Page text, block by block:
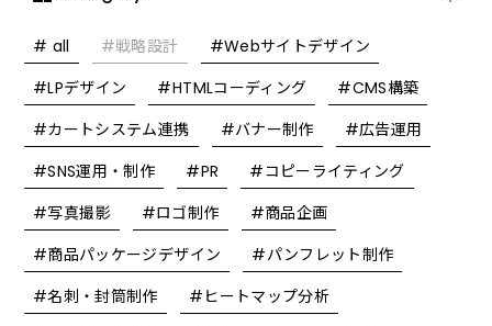
# all #戦略設計
#Webサイトデザイン
#LPデザイン
#HTMLコーディング
#CMS構築
#カートシステム連携
#バナー制作
#広告運用
#SNS運用・制作
#PR
#コピーライティング
#写真撮影
#ロゴ制作
#商品企画
#商品パッケージデザイン
#パンフレット制作
#名刺・封筒制作
#ヒートマップ分析